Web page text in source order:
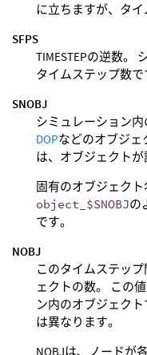
に立ちますが、タイ
SFPS
TIMESTEPの逆数。
タイムステップ数で
SNOBJ
シミュレーション内
DOPなどのオブジェ
は、オブジェクトが
固有のオブジェクト
object_$SNOBJの
です。
NOBJ
このタイムステッ
ェクトの数。 この
ン内のオブジェク
は異なります。
NOBJは、ノードが